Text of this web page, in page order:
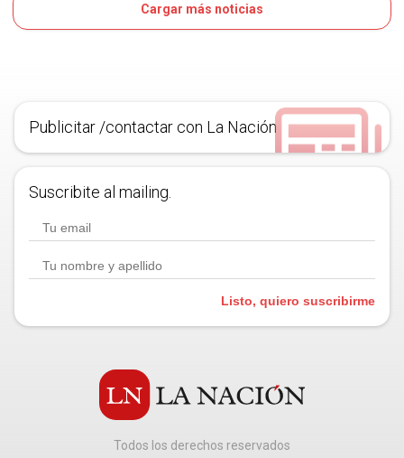
Cargar más noticias
Publicitar /contactar con La Nación
Suscribite al mailing.
Listo, quiero suscribirme
Todos los derechos reservados